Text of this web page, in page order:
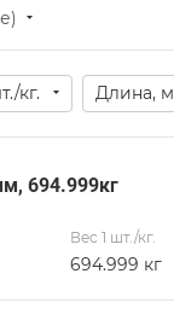
кг. Длина, м
694.999кг
Вес 1 шт./кг.
694.999 кг